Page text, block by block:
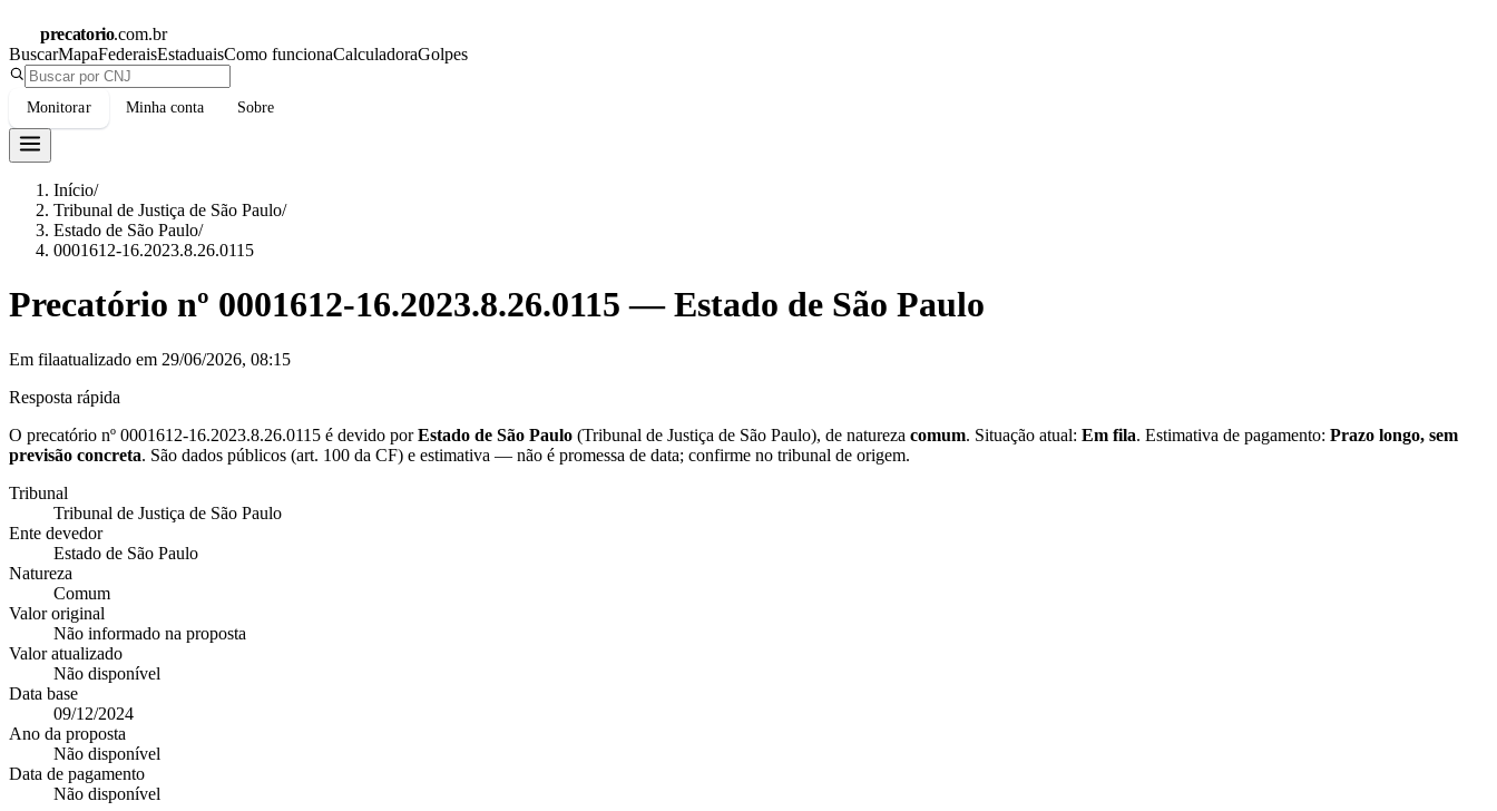
precatorio.com.br
BuscarMapaFederaisEstaduaisComo funcionaCalculadoraGolpes
Monitorar Minha conta Sobre
Início/
Tribunal de Justiça de São Paulo/
Estado de São Paulo/
0001612-16.2023.8.26.0115
Precatório nº 0001612-16.2023.8.26.0115 —Estado de São Paulo
Em filaatualizado em 29/06/2026, 08:15
Resposta rápida
O precatório nº 0001612-16.2023.8.26.0115 é devido porEstado de São Paulo (Tribunal de Justiça de São Paulo), de natureza comum. Situação atual: Em fila. Estimativa de pagamento: Prazo longo, sem
previsão concreta. São dados públicos (art. 100 da CF) e estimativa — não é promessa de data; confirme no tribunal de origem.
Tribunal
Tribunal de Justiça de São Paulo
Ente devedor
Estado de São Paulo
Natureza
Comum
Valor original
Não informado na proposta
Valor atualizado
Não disponível
Data base
09/12/2024
Ano da proposta
Não disponível
Data de pagamento
Não disponível